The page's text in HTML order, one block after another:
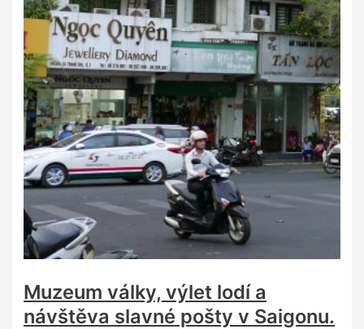
Muzeum války, výlet lodí a
návštěva slavné pošty v Saigonu.